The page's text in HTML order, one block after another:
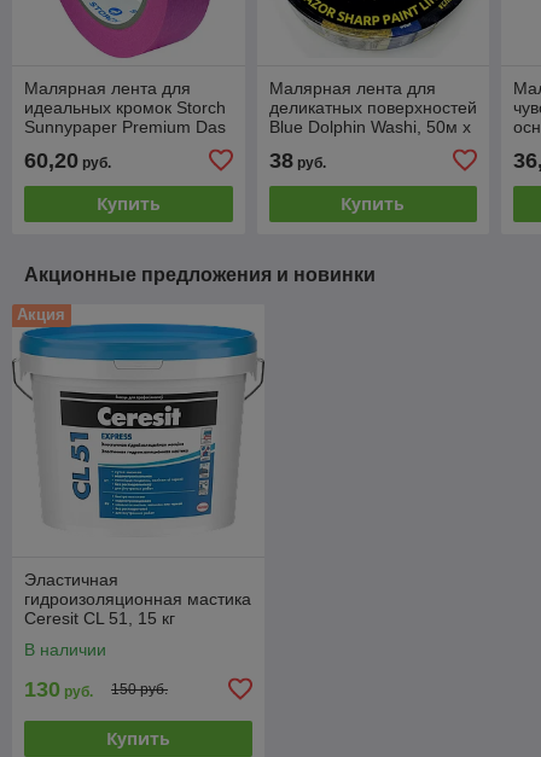
Малярная лента для
идеальных кромок Storch
Sunnypaper Premium Das
Rote UF-Plus, 50 м, 50 мм
60,20 руб.
Купить
Малярная лента для
деликатных поверхностей
Blue Dolphin Washi, 50м х
38руб.
Купить
Акционные предложения и новинки
Акция
Эластичная
гидроизоляционная мастика
Ceresit CL 51, 15 кг
В наличии
130 руб. 150 руб.
Купить